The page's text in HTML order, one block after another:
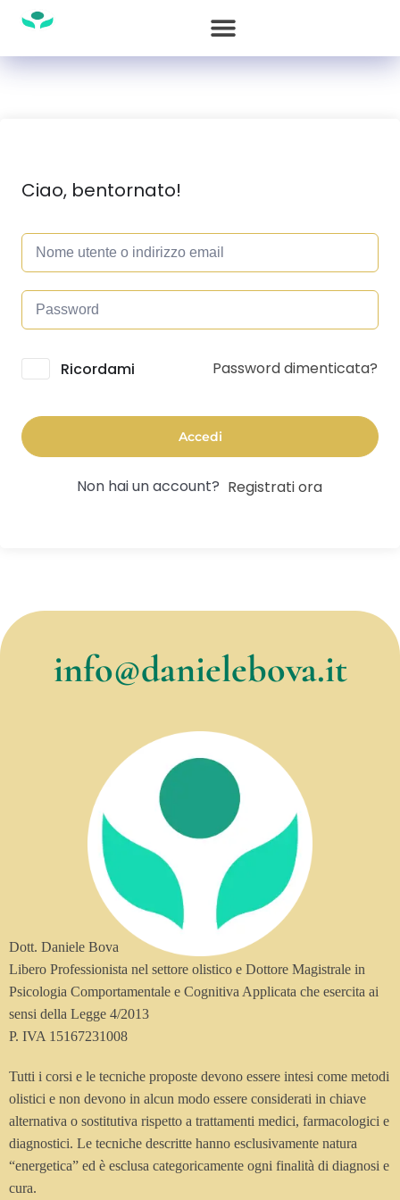
Ciao, bentornato!
Alternative:
Ricordami Password dimenticata?
Accedi
Non hai un account? Registrati ora
info@danielebova.it
Dott. Daniele Bova
Libero Professionista nel settore olistico e Dottore Magistrale in
Psicologia Comportamentale e Cognitiva Applicata che esercita ai
sensi della Legge 4/2013
P. IVA 15167231008
Tutti i corsi e le tecniche proposte devono essere intesi come metodi
olistici e non devono in alcun modo essere considerati in chiave
alternativa o sostitutiva rispetto a trattamenti medici, farmacologici e
diagnostici. Le tecniche descritte hanno esclusivamente natura
“energetica” ed è esclusa categoricamente ogni finalità di diagnosi e
cura.